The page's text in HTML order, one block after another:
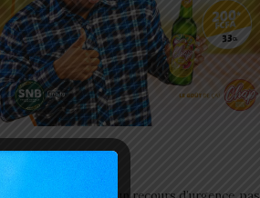
Articles récents